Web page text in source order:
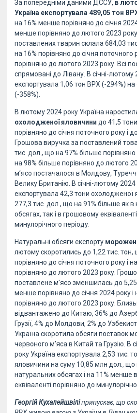
За попередніми даними ДССУ, в
Україна експортувала489,05 тон
на 16% менше порівняно до січня
менше порівняно до лютого 2023
поставлених тварин склала 684,03
на 16% порівняно до січня поточного
порівняно до лютого 2023 року. Всі
спрямовані до Лівану. В січні-лютому
експортувала 1,06 тон ВРХ (-294%)
(-358%).
В лютому 2024 року Україна
охолодженої яловичини до 41,5
порівняно до січня поточного року і
Грошова виручка за поставлений
тис. дол., що на 97% більше порівняно
на 98% більше порівняно до лютого
м’ясо постачалося в Молдову,
Велику Британію. В січні-лютому 2024
експортувала 42,3 тони охолодженої
277,3 тис. дол., що на 91% більше як в
обсягах, так і в грошовому
минулорічного періоду.
Натуральні обсяги експорту
лютому скоротились до 1,22 тис.
порівняно до січня поточного року і
порівняно до лютого 2023 року.
поставлене м’ясо зменшилась до
менше порівняно до січня 2024 року
порівняно до лютого 2023 року.
відвантажено до Китаю, 36% до
Грузії, 4% до Молдови, 2% до
Україна скоротила обсяги поставок
червоного м’яса в Китай та Грузію. В
року Україна експортувала 2,53 тис.
яловичини на суму 10,85 млн дол.,
натуральних обсягах і на 11% менше
еквіваленті порівняно до
Георгій Кухалейшвіліприпускає, що